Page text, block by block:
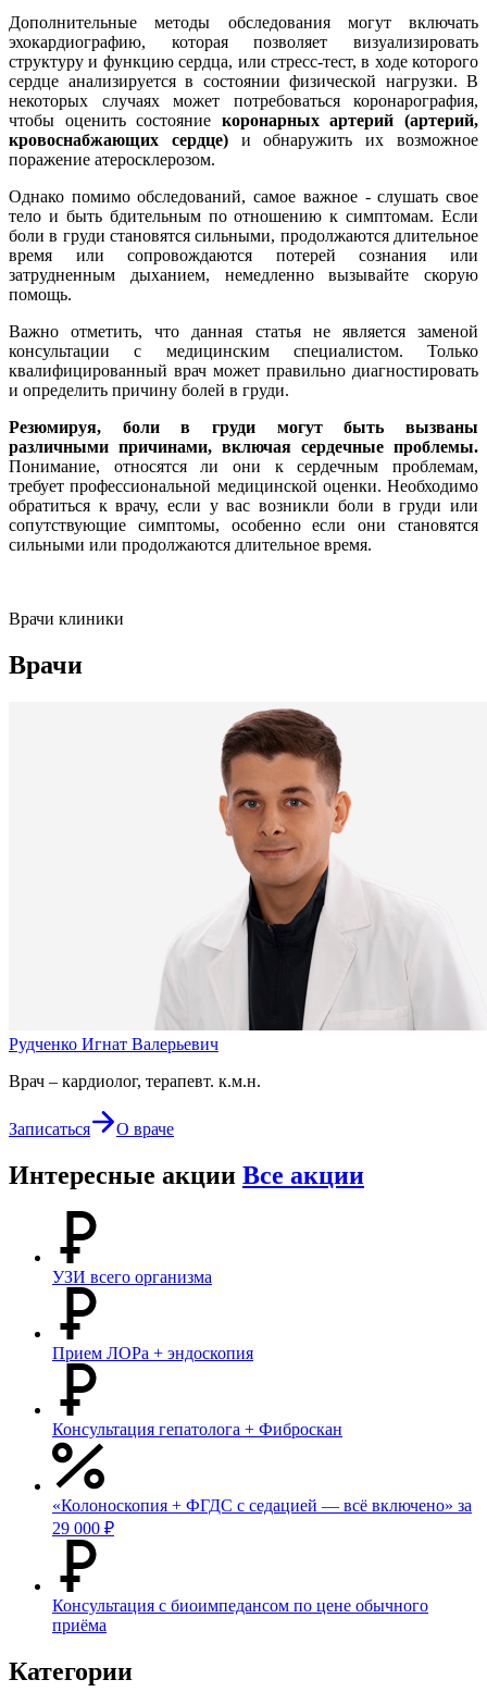
Дополнительные методы обследования могут включать
эхокардиографию, которая позволяет визуализировать
структуру и функцию сердца, или стресс-тест, в ходе которого
сердце анализируется в состоянии физической нагрузки. В
некоторых случаях может потребоваться коронарография,
чтобы оценить состояние коронарных артерий (артерий,
кровоснабжающих сердце)и обнаружить их возможное
поражение атеросклерозом.
Однако помимо обследований, самое важное - слушать свое
тело и быть бдительным по отношению к симптомам. Если
боли в груди становятся сильными, продолжаются длительное
время или сопровождаются потерей сознания или
затрудненным дыханием, немедленно вызывайте скорую
помощь.
Важно отметить, что данная статья не является заменой
консультации с медицинским специалистом. Только
квалифицированный врач может правильно диагностировать
и определить причину болей в груди.
Резюмируя, боли в груди могут быть вызваны
различными причинами, включая сердечные проблемы.
Понимание, относятся ли они к сердечным проблемам,
требует профессиональной медицинской оценки. Необходимо
обратиться к врачу, если у вас возникли боли в груди или
сопутствующие симптомы, особенно если они становятся
сильными или продолжаются длительное время.
Врачи клиники
Врачи
Рудченко Игнат Валерьевич
Врач – кардиолог, терапевт. к.м.н.
Записаться О враче
Интересные акции Все акции
УЗИ всего организма
Прием ЛОРа + эндоскопия
Консультация гепатолога + Фиброскан
«Колоноскопия + ФГДС с седацией — всё включено» за
29 000 ₽
Консультация с биоимпедансом по цене обычного
приёма
Категории